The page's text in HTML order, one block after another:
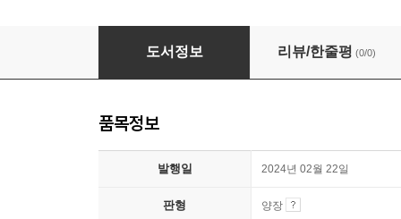
기신론별기
도서정보 리뷰/한줄평 (0/0)
품목정보
발행일 2024년 02월 22일
판형 양장